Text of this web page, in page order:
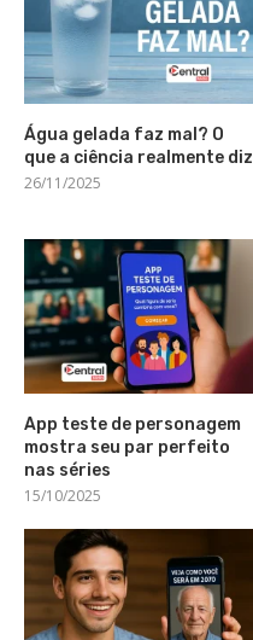
Água gelada faz mal? O
que a ciência realmente diz
26/11/2025
App teste de personagem
mostra seu par perfeito
nas séries
15/10/2025